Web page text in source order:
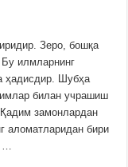
Зеро, бошқа
илмларнинг
ҳадисдир. Шубҳа
билан учрашиш
замонлардан
аломатларидан бири